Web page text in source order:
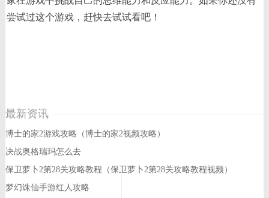
尝试过这个游戏，赶快去试试看吧！
最新资讯
博士的家2游戏攻略（博士的家2视频攻略）
决战奥格瑞玛怎么去
保卫萝卜2第28关攻略教程（保卫萝卜2第28关攻略教程视频）
梦幻诛仙手游红人攻略